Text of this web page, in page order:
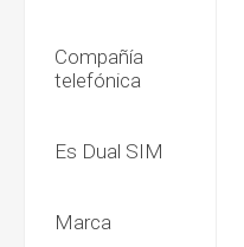
Compañía
telefónica
Es Dual SIM
Marca